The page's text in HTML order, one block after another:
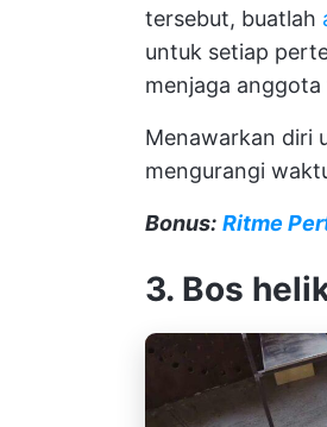
tersebut, buatlah
untuk setiap
menjaga
Menawarkan diri
mengurangi
Bonus: Ritme
3. Bos